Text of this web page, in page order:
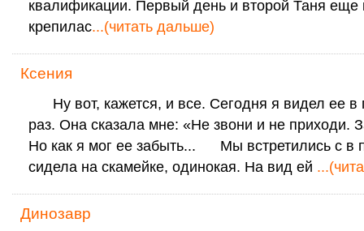
квалификации. Первый день и второй Таня еще
крепилас...(читать дальше)
Ксения
Ну вот, кажется, и все. Сегодня я видел ее в
раз. Она сказала мне: «Не звони и не приходи.
Но как я мог ее забыть... Мы встретились с в
сидела на скамейке, одинокая. На вид ей
Динозавр